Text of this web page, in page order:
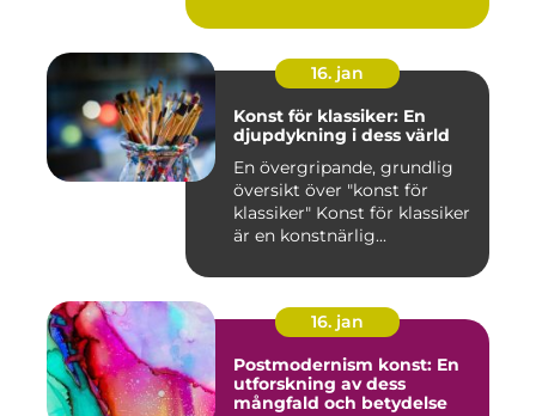
16. jan
Konst för klassiker: En
djupdykning i dess värld
En övergripande, grundlig
översikt över "konst för
klassiker" Konst för klassiker
är en konstnärlig...
16. jan
Postmodernism konst: En
utforskning av dess
mångfald och betydelse